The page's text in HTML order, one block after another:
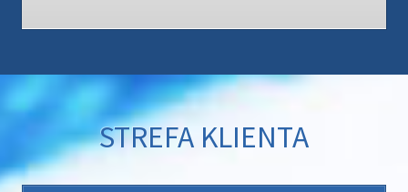
STREFA KLIENTA